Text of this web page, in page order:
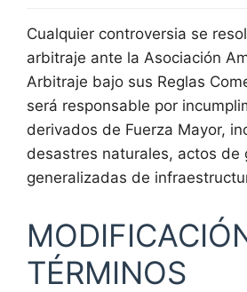
Cualquier controversia se
arbitraje ante la Asociación
Arbitraje bajo sus Reglas
será responsable por
derivados de Fuerza Mayor,
desastres naturales, actos de
generalizadas de
TÉRMINOS